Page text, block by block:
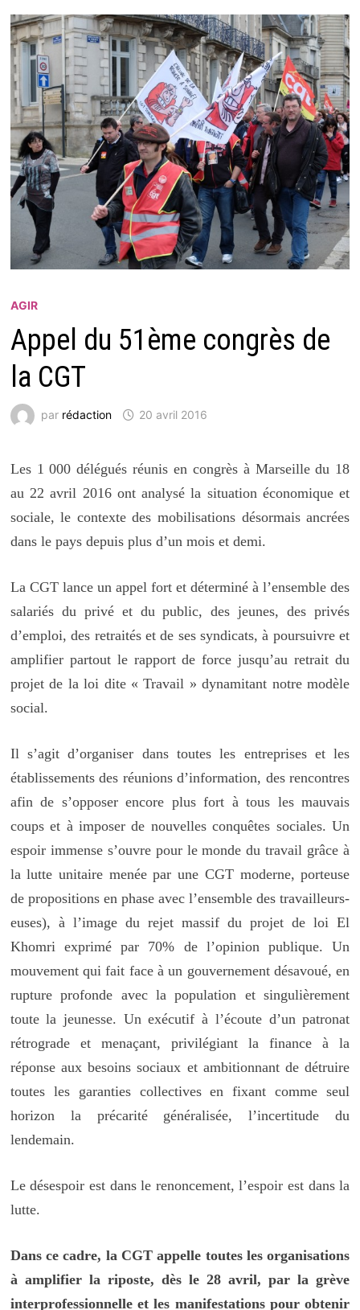
AGIR
Appel du 51ème congrès de
la CGT
par rédaction 20 avril 2016
Les 1 000 délégués réunis en congrès à Marseille du 18
au 22 avril 2016 ont analysé la situation économique et
sociale, le contexte des mobilisations désormais ancrées
dans le pays depuis plus d’un mois et demi.
La CGT lance un appel fort et déterminé à l’ensemble des
salariés du privé et du public, des jeunes, des privés
d’emploi, des retraités et de ses syndicats, à poursuivre et
amplifier partout le rapport de force jusqu’au retrait du
projet de la loi dite « Travail » dynamitant notre modèle
social.
Il s’agit d’organiser dans toutes les entreprises et les
établissements des réunions d’information, des rencontres
afin de s’opposer encore plus fort à tous les mauvais
coups et à imposer de nouvelles conquêtes sociales. Un
espoir immense s’ouvre pour le monde du travail grâce à
la lutte unitaire menée par une CGT moderne, porteuse
de propositions en phase avec l’ensemble des travailleurs-
euses), à l’image du rejet massif du projet de loi El
Khomri exprimé par 70% de l’opinion publique. Un
mouvement qui fait face à un gouvernement désavoué, en
rupture profonde avec la population et singulièrement
toute la jeunesse. Un exécutif à l’écoute d’un patronat
rétrograde et menaçant, privilégiant la finance à la
réponse aux besoins sociaux et ambitionnant de détruire
toutes les garanties collectives en fixant comme seul
horizon la précarité généralisée, l’incertitude du
lendemain.
Le désespoir est dans le renoncement, l’espoir est dans la
lutte.
Dans ce cadre, la CGT appelle toutes les organisations
à amplifier la riposte, dès le 28 avril, par la grève
interprofessionnelle et les manifestations pour obtenir